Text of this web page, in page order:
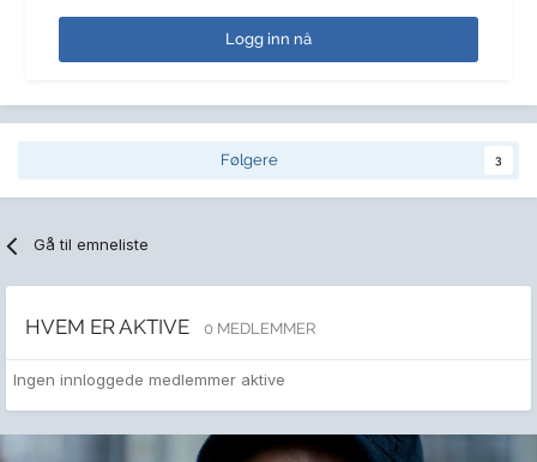
Logg inn nå
Følgere 3
Gå til emneliste
HVEM ER AKTIVE 0 MEDLEMMER
Ingen innloggede medlemmer aktive